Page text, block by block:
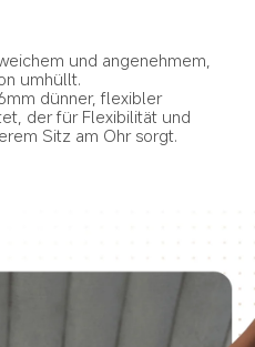
und angenehmem,
umhüllt.
dünner, flexibler
der für Flexibilität und
Sitz am Ohr sorgt.